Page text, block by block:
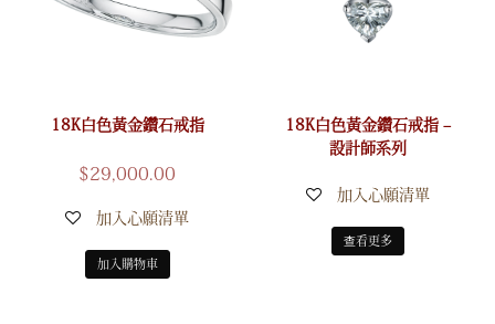
18K白色黃金鑽石戒指
$29,000.00
加入心願清單
加入購物車
18K白色黃金鑽石戒指 –
設計師系列
加入心願清單
查看更多